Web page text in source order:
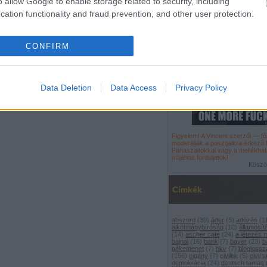
functionality and fraud prevention, and other user protection.
CONFIRM
Data Deletion Data Access Privacy Policy
Figyelem! A Vincent szerzői —
moderálják a posztjaikra érkező
Panaszaitokkal vagy a
írójához forduljatok!
Címkék
abszurd ( 39) áder ( 5) adózás ( 11
alkotmánybíróság ( 10)
( 14) ascher café ( 24) a létezés
bajnai ( 16 ) bank ( 7) bayer ( 23)
békemenet ( 7) bkv ( 7)
( 156 ) cigány ( 7) civilek ( 5) civil
demokrácia ( 24) deutsch tamás (